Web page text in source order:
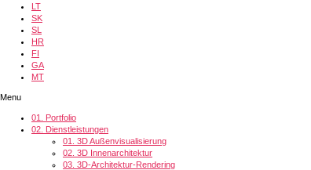
LT
SK
SL
HR
FI
GA
MT
Menu
01. Portfolio
02. Dienstleistungen
01. 3D Außenvisualisierung
02. 3D Innenarchitektur
03. 3D-Architektur-Rendering